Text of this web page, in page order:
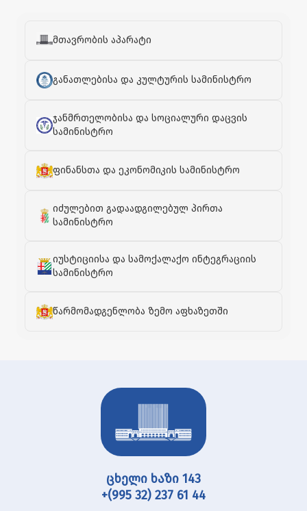
მთავრობის აპარატი
განათლებისა და კულტურის სამინისტრო
ჯანმრთელობისა და სოციალური დაცვის
სამინისტრო
ფინანსთა და ეკონომიკის სამინისტრო
იძულებით გადაადგილებულ პირთა
სამინისტრო
იუსტიციისა და სამოქალაქო ინტეგრაციის
სამინისტრო
წარმომადგენლობა ზემო აფხაზეთში
ცხელი ხაზი 143
+(995 32) 237 61 44